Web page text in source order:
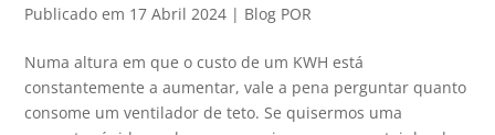
Publicado em 17 Abril 2024 | Blog POR
Numa altura em que o custo de um KWH está
constantemente a aumentar, vale a pena perguntar quanto
consome um ventilador de teto. Se quisermos uma